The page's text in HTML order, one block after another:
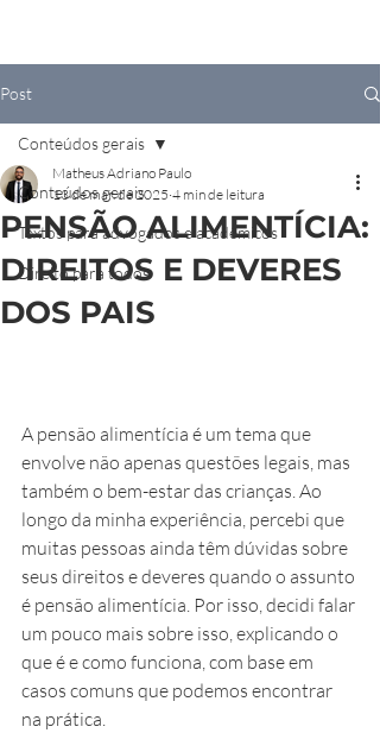
Post
Conteúdos gerais
Textos para advogados e acadêmicos
Direito para todos
Conteúdos gerais
PENSÃO ALIMENTÍCIA:
DIREITOS E DEVERES
DOS PAIS
Matheus Adriano Paulo
13 de mar. de 2025 4 min de leitura
A pensão alimentícia é um tema que
envolve não apenas questões legais, mas
também o bem-estar das crianças. Ao
longo da minha experiência, percebi que
muitas pessoas ainda têm dúvidas sobre
seus direitos e deveres quando o assunto
é pensão alimentícia. Por isso, decidi falar
um pouco mais sobre isso, explicando o
que é e como funciona, com base em
casos comuns que podemos encontrar
na prática.